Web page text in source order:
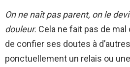
On ne naît pas parent, on le
douleur. Cela ne fait pas de mal
de confier ses doutes à
ponctuellement un relais ou